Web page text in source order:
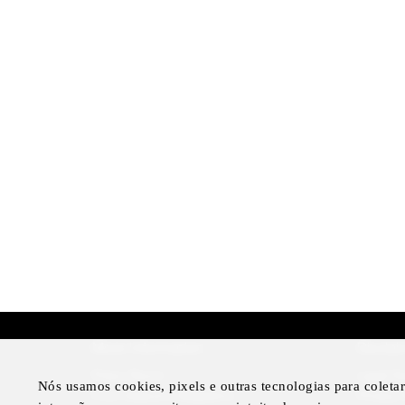
Four Seasons Magazine
Privacy
Nós usamos cookies, pixels e outras tecnologias para